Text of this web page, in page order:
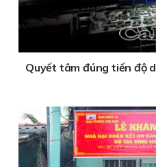
Quyết tâm đúng tiến độ